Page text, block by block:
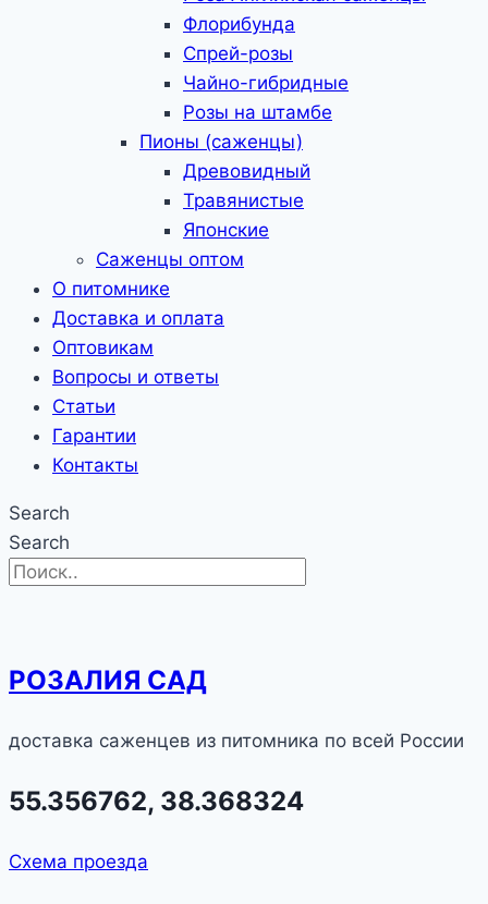
Флорибунда
Спрей-розы
Чайно-гибридные
Розы на штамбе
Пионы (саженцы)
Древовидный
Травянистые
Японские
Саженцы оптом
О питомнике
Доставка и оплата
Оптовикам
Вопросы и ответы
Статьи
Гарантии
Контакты
Search
Search
РОЗАЛИЯ САД
доставка саженцев из питомника по всей России
55.356762, 38.368324
Схема проезда